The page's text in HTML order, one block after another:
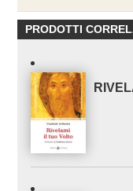
PRODOTTI